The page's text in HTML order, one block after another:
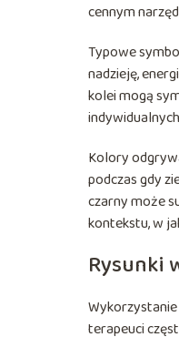
cennym
Typowe
nadzieję,
kolei mogą
Kolory
podczas gdy
czarny może
kontekstu, w
Rysunki
terapeuci